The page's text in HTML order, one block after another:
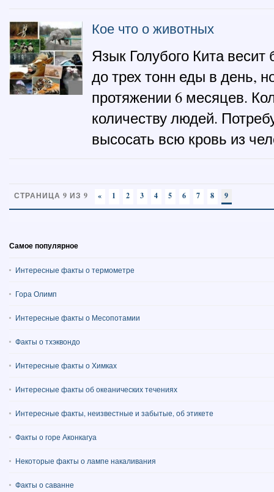
Кое что о животных
Язык Голубого Кита
до трех тонн еды в день,
протяжении 6 месяцев.
количеству людей.
высосать всю кровь из
СТРАНИЦА 9 ИЗ 9 « 1 2 3 4 5 6 7 8 9
Самое популярное
Интересные факты о термометре
Гора Олимп
Интересные факты о Месопотамии
Факты о тхэквондо
Интересные факты о Химках
Интересные факты об океанических течениях
Интересные факты, неизвестные и забытые, об этикете
Факты о горе Аконкагуа
Некоторые факты о лампе накаливания
Факты о саванне